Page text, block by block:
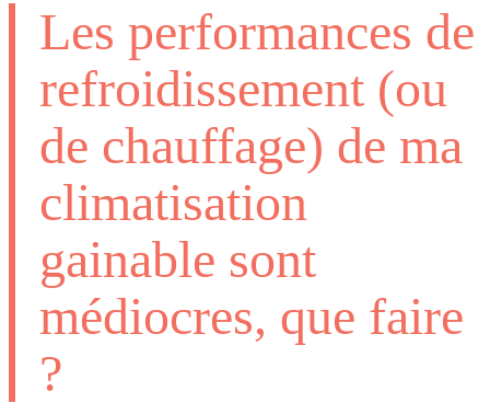
Les performances de
refroidissement (ou
de chauffage) de ma
climatisation
gainable sont
médiocres, que faire
?